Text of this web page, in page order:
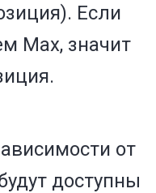
Если
Max, значит
от
доступны